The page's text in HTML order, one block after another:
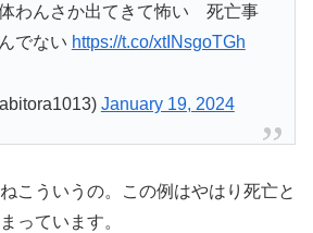
わんさか出てきて怖い 死亡事
でない https://t.co/xtINsgoTGh
January 19, 2024
こういうの。この例はやはり死亡と
っています。